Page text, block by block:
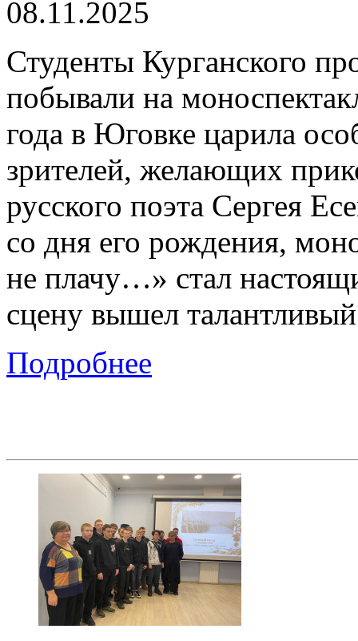
08.11.2025
Студенты Курганского
побывали на
года в Юговке царила
зрителей, желающих
русского поэта Сергея
со дня его рождения,
не плачу…» стал
сцену вышел
Подробнее